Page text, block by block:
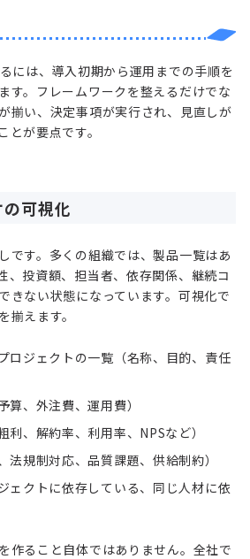
には、導入初期から運用までの手順を
す。フレームワークを整えるだけでな
揃い、決定事項が実行され、見直しが
とが要点です。
可視化
です。多くの組織では、製品一覧はあ
、投資額、担当者、依存関係、継続コ
きない状態になっています。可視化で
揃えます。
ロジェクトの一覧（名称、目的、責任
算、外注費、運用費）
利、解約率、利用率、NPSなど）
法規制対応、品質課題、供給制約）
ェクトに依存している、同じ人材に依
作ること自体ではありません。全社で